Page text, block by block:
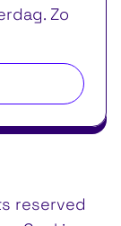
Zo
reserved